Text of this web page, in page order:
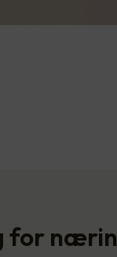
for